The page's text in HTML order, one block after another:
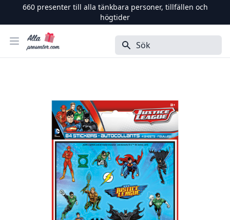
660presenter till alla tänkbara personer, tillfällen och
högtider
Öppna menyn
Alla Presenter Sök